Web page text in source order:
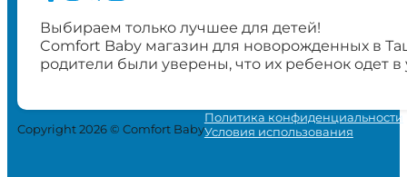
Выбираем только лучшее для детей!
Comfort Baby магазин для новорожденных в
родители были уверены, что их ребенок одет
Copyright 2026 © Comfort Baby
Политика конфиденциальности
Условия использования